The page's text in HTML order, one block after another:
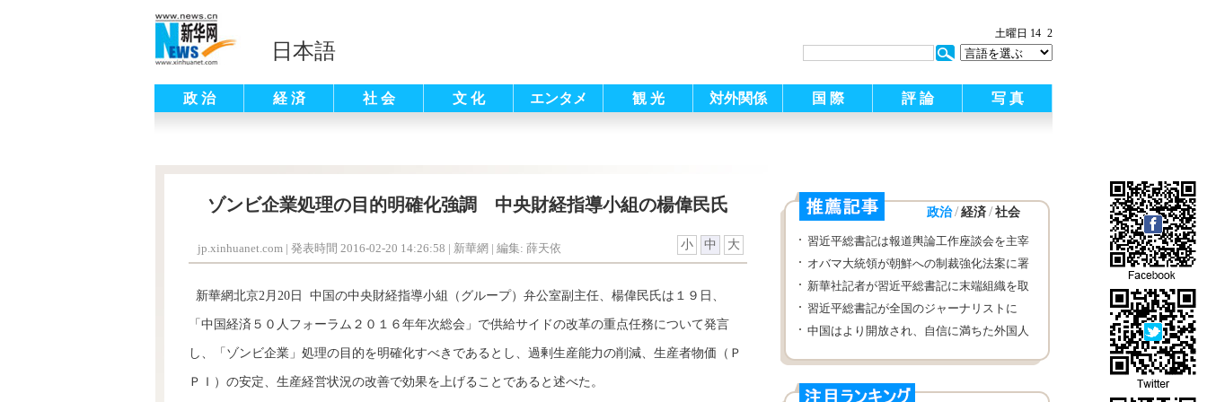
日本語
土曜日 14 2
政 治 経 済 社 会 文 化 エンタメ 観 光 対外関係 国 際 評 論 写 真
ゾンビ企業処理の目的明確化強調 中央財経指導小組の楊偉民氏
jp.xinhuanet.com | 発表時間 2016-02-20 14:26:58 | 新華網 | 編集: 薛天依 小 中 大
新華網北京2月20日 中国の中央財経指導小組（グループ）弁公室副主任、楊偉民氏は１９日、
「中国経済５０人フォーラム２０１６年年次総会」で供給サイドの改革の重点任務について発言
し、「ゾンビ企業」処理の目的を明確化すべきであるとし、過剰生産能力の削減、生産者物価（Ｐ
ＰＩ）の安定、生産経営状況の改善で効果を上げることであると述べた。
政治 / 経済 / 社会
習近平総書記は報道輿論工作座談会を主宰
し、中央報道機関で調査研究を行い
オバマ大統領が朝鮮への制裁強化法案に署
名
新華社記者が習近平総書記に末端組織を取
材した感想を報告
習近平総書記が全国のジャーナリストに
「いいね！」のボタンをクリックする
中国はより開放され、自信に満ちた外国人